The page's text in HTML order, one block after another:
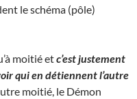
le schéma (pôle)
moitié etc’est justement
qui en détiennent l’autre
moitié, le Démon